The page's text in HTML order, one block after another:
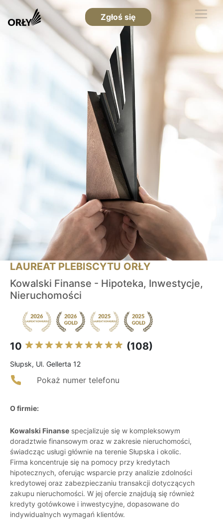
Zgłoś się
LAUREAT PLEBISCYTU ORŁY
Kowalski Finanse - Hipoteka, Inwestycje,
Nieruchomości
10 (108)
Słupsk, Ul. Gellerta 12
Pokaż numer telefonu
O firmie:
Kowalski Finanse specjalizuje się w kompleksowym
doradztwie finansowym oraz w zakresie nieruchomości,
świadcząc usługi głównie na terenie Słupska i okolic.
Firma koncentruje się na pomocy przy kredytach
hipotecznych, oferując wsparcie przy analizie zdolności
kredytowej oraz zabezpieczaniu transakcji dotyczących
zakupu nieruchomości. W jej ofercie znajdują się również
kredyty gotówkowe i inwestycyjne, dopasowane do
indywidualnych wymagań klientów.